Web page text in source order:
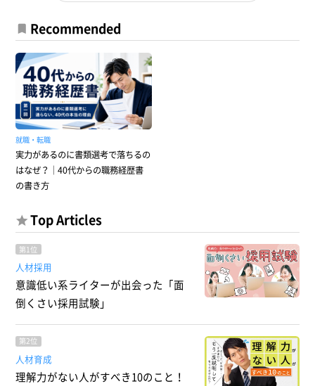
Recommended
就職・転職
実力があるのに書類選考で落ちるの
はなぜ？｜40代からの職務経歴書
の書き方
Top Articles
第1位
人材採用
意識低い系ライターが出会った「面
倒くさい採用試験」
第2位
人材育成
理解力がない人がすべき10のこと！